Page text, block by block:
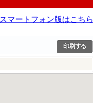
スマートフォン版はこちら